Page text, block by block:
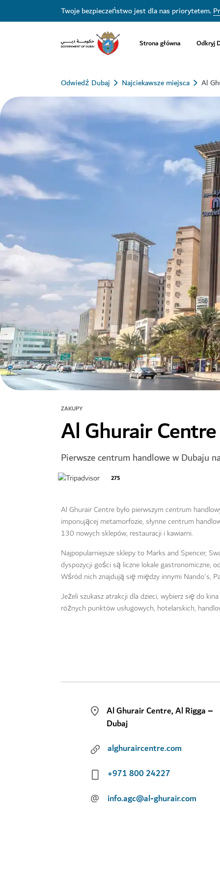
Twoje bezpieczeństwo jest dla nas priorytetem.
Strona główna Odkryj
Odwiedź Dubaj Najciekawsze miejsca Al
ZAKUPY
Al Ghurair Centre
Pierwsze centrum handlowe w Dubaju
275
Al Ghurair Centre było pierwszym centrum
imponującej metamorfozie, słynne centrum
130 nowych sklepów, restauracji i kawiarni.
Najpopularniejsze sklepy to Marks and Spencer,
dyspozycji gości są liczne lokale gastronomiczne,
Wśród nich znajdują się między innymi Nando's,
Jeżeli szukasz atrakcji dla dzieci, wybierz się do
różnych punktów usługowych, hotelarskich,
Al Ghurair Centre, Al Rigga –
Dubaj
alghuraircentre.com
+971 800 24227
@ info.agc@al-ghurair.com